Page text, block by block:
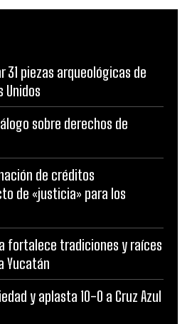
31 piezas arqueológicas de
Unidos
sobre derechos de
de créditos
de «justicia» para los
fortalece tradiciones y raíces
Yucatán
y aplasta 10-0 a Cruz Azul